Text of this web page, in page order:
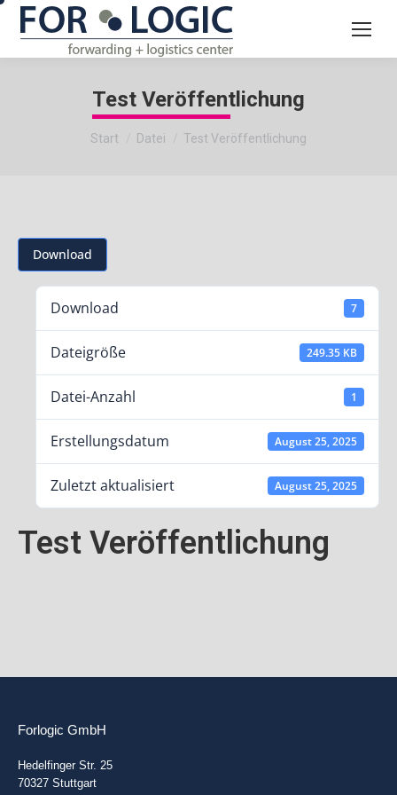
Test Veröffentlichung
Sie befinden sich hier:
Start Datei Test Veröffentlichung
Download
Download 7
Dateigröße 249.35 KB
Datei-Anzahl 1
Erstellungsdatum August 25, 2025
Zuletzt aktualisiert August 25, 2025
Test Veröffentlichung
Forlogic GmbH
Hedelfinger Str. 25
70327 Stuttgart